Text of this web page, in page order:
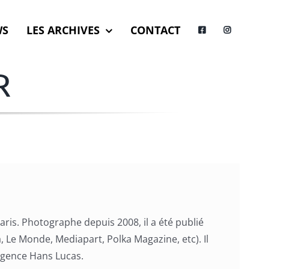
LES ARCHIVES CONTACT
Photographe depuis 2008, il a été publié
Monde, Mediapart, Polka Magazine, etc). Il
Hans Lucas.